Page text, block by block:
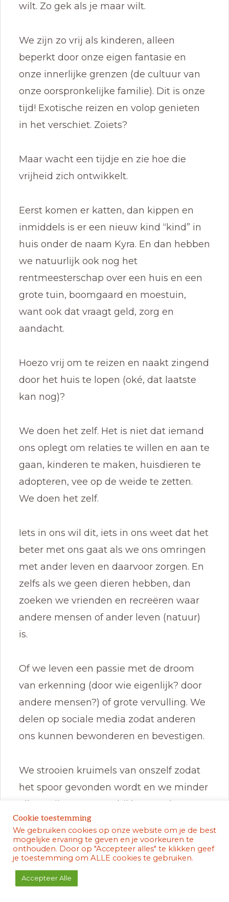
wilt. Zo gek als je maar wilt.
We zijn zo vrij als kinderen, alleen
beperkt door onze eigen fantasie en
onze innerlijke grenzen (de cultuur van
onze oorspronkelijke familie). Dit is onze
tijd! Exotische reizen en volop genieten
in het verschiet. Zoiets?
Maar wacht een tijdje en zie hoe die
vrijheid zich ontwikkelt.
Eerst komen er katten, dan kippen en
inmiddels is er een nieuw kind “kind” in
huis onder de naam Kyra. En dan hebben
we natuurlijk ook nog het
rentmeesterschap over een huis en een
grote tuin, boomgaard en moestuin,
want ook dat vraagt geld, zorg en
aandacht.
Hoezo vrij om te reizen en naakt zingend
door het huis te lopen (oké, dat laatste
kan nog)?
We doen het zelf. Het is niet dat iemand
ons oplegt om relaties te willen en aan te
gaan, kinderen te maken, huisdieren te
adopteren, vee op de weide te zetten.
We doen het zelf.
Iets in ons wil dit, iets in ons weet dat het
beter met ons gaat als we ons omringen
met ander leven en daarvoor zorgen. En
zelfs als we geen dieren hebben, dan
zoeken we vrienden en recreëren waar
andere mensen of ander leven (natuur)
is.
Of we leven een passie met de droom
van erkenning (door wie eigenlijk? door
andere mensen?) of grote vervulling. We
delen op sociale media zodat anderen
ons kunnen bewonderen en bevestigen.
We strooien kruimels van onszelf zodat
het spoor gevonden wordt en we minder
alleen zijn en ergens bij kunnen horen.
Onze grootste kwelling lijkt te zijn als we
overal buiten staan, of zelfs afgewezen
zijn, en niet mogen meedoen.
We gaan naar feesten en evenementen,
Cookie toestemming
We gebruiken cookies op onze website om je de best
mogelijke ervaring te geven en je voorkeuren te
onthouden. Door op "Accepteer alles" te klikken geef
je toestemming om ALLE cookies te gebruiken.
Accepteer Alle